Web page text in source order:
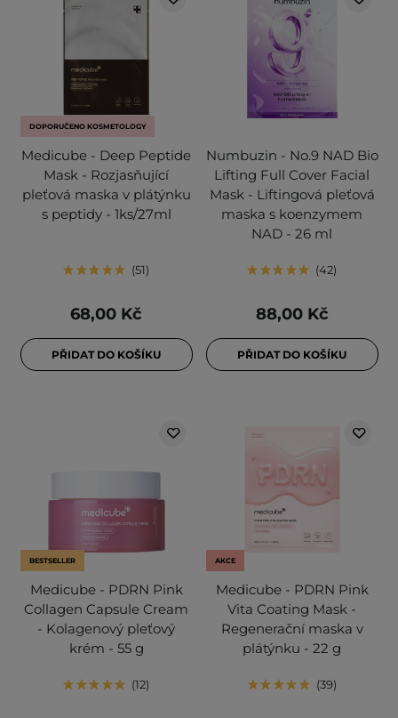
DOPORUČENO KOSMETOLOGY
Medicube - Deep Peptide
Mask - Rozjasňující
pleťová maska v plátýnku
s peptidy - 1ks/27ml
51
68,00 Kč
PŘIDAT DO KOŠÍKU
Numbuzin - No.9 NAD Bio
Lifting Full Cover Facial
Mask - Liftingová pleťová
maska s koenzymem
NAD - 26 ml
42
88,00 Kč
PŘIDAT DO KOŠÍKU
BESTSELLER
Medicube - PDRN Pink
Collagen Capsule Cream
- Kolagenový pleťový
krém - 55 g
12
AKCE
Medicube - PDRN Pink
Vita Coating Mask -
Regenerační maska v
plátýnku - 22 g
39